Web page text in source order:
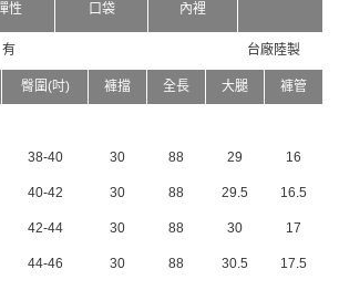
性 口袋 內裡
有 台廠陸製
臀圍(吋) 褲擋 全長 大腿 褲管
38-40 30 88 29 16
40-42 30 88 29.5 16.5
42-44 30 88 30 17
44-46 30 88 30.5 17.5